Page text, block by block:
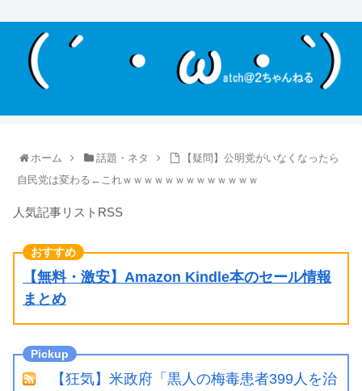
ホーム 話題・ネタ
【疑問】公明党がいなくなったら
自民党は変わる←これｗｗｗｗｗｗｗｗｗｗｗｗｗ
人気記事リストRSS
【無料・激安】Amazon Kindle本のセール情報
まとめ
【狂気】米政府「黒人の梅毒患者399人を治